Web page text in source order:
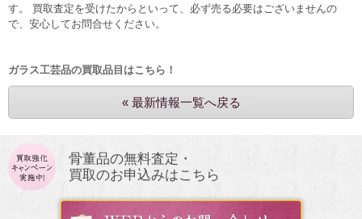
す。 買取査定を受けたからといって、必ず売る必要はございませんの
で、安心してお問合せください。
ガラス工芸品の買取品目はこちら！
« 最新情報一覧へ戻る
骨董品の無料査定・
買取のお申込みはこちら